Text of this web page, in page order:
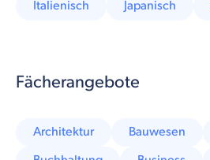
Italienisch Japanisch
Fächerangebote
Architektur Bauwesen